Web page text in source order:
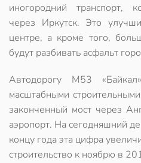
иногородний транспорт,
через Иркутск. Это
центре, а кроме того,
будут разбивать асфальт
Автодорогу М53
масштабными
законченный мост через
аэропорт. На сегодняшний
концу года эта цифра
строительство к ноябрю в